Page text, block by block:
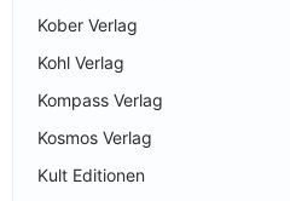
Kober Verlag
Kohl Verlag
Kompass Verlag
Kosmos Verlag
Kult Editionen